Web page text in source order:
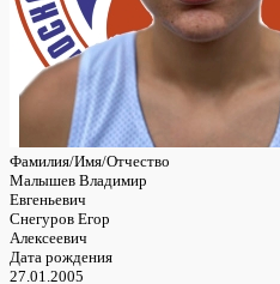
Фамилия/Имя/Отчество
Малышев Владимир
Евгеньевич
Снегуров Егор
Алексеевич
Дата рождения
27.01.2005